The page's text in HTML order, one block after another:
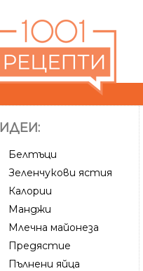
ИДЕИ:
Белтъци
Зеленчукови ястия
Калории
Манджи
Млечна майонеза
Предястие
Пълнени яйца